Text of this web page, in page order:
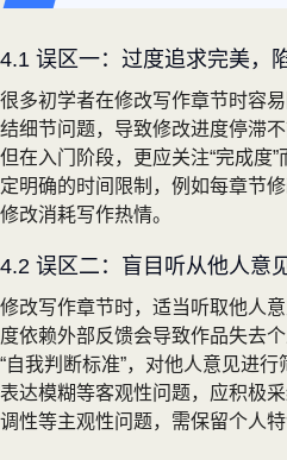
4.1 误区一：过度追求完美，
很多初学者在修改写作章节时容
结细节问题，导致修改进度停滞
但在入门阶段，更应关注“完成度”
定明确的时间限制，例如每章节
修改消耗写作热情。
4.2 误区二：盲目听从他人意
修改写作章节时，适当听取他人
度依赖外部反馈会导致作品失去
“自我判断标准”，对他人意见进行
表达模糊等客观性问题，应积极
调性等主观性问题，需保留个人